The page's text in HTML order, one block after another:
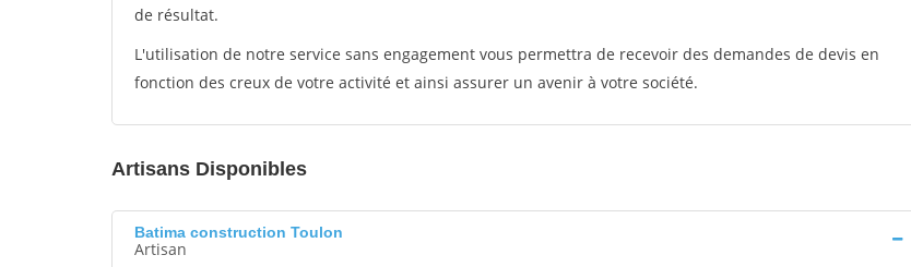
de résultat.
L'utilisation de notre service sans engagement vous permettra de recevoir des demandes de devis en
fonction des creux de votre activité et ainsi assurer un avenir à votre société.
Artisans Disponibles
Batima construction Toulon
Artisan